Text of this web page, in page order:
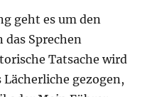
geht es um den
das Sprechen
Tatsache wird
gezogen,